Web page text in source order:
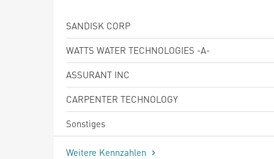
SANDISK CORP
WATTS WATER TECHNOLOGIES -A-
ASSURANT INC
CARPENTER TECHNOLOGY
Sonstiges
Weitere Kennzahlen